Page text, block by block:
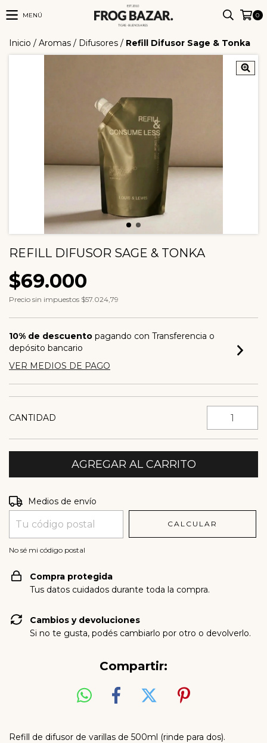
MENÚ 0
Inicio / Aromas / Difusores / Refill Difusor Sage & Tonka
REFILL DIFUSOR SAGE & TONKA
$69.000
Precio sin impuestos $57.024,79
10% de descuento pagando con Transferencia o
depósito bancario
VER MEDIOS DE PAGO
CANTIDAD
Entregas para el CP:
Medios de envío
CALCULAR
No sé mi código postal
Compra protegida
Tus datos cuidados durante toda la compra.
Cambios y devoluciones
Si no te gusta, podés cambiarlo por otro o devolverlo.
Compartir:
Refill de difusor de varillas de 500ml (rinde para dos).